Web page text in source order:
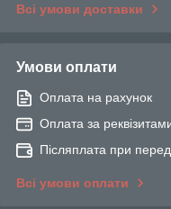
Всі умови доставки
Умови оплати
Оплата на рахунок
Оплата за
Післяплата при
Всі умови оплати